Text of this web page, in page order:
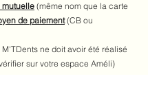
mutuelle (même nom que la carte
de paiement(CB ou
ne doit avoir été réalisé
sur votre espace Améli)